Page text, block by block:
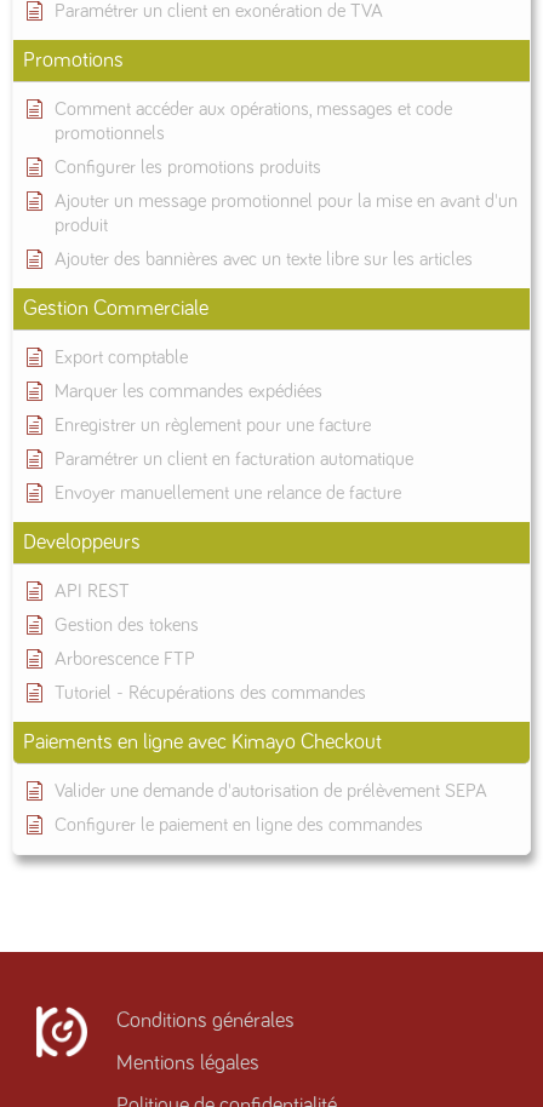
Paramétrer un client en exonération de TVA
Promotions
Comment accéder aux opérations, messages et code
promotionnels
Configurer les promotions produits
Ajouter un message promotionnel pour la mise en avant d'un
produit
Ajouter des bannières avec un texte libre sur les articles
Gestion Commerciale
Export comptable
Marquer les commandes expédiées
Enregistrer un règlement pour une facture
Paramétrer un client en facturation automatique
Envoyer manuellement une relance de facture
Developpeurs
API REST
Gestion des tokens
Arborescence FTP
Tutoriel - Récupérations des commandes
Paiements en ligne avec Kimayo Checkout
Valider une demande d'autorisation de prélèvement SEPA
Configurer le paiement en ligne des commandes
Conditions générales
Mentions légales